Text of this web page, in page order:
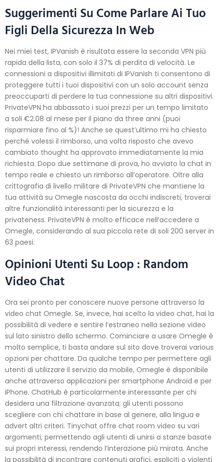
Suggerimenti Su Come Parlare Ai Tuo
Figli Della Sicurezza In Web
Nei miei test, IPVanish è risultata essere la seconda VPN più
rapida della lista, con solo il 37% di perdita di velocità. Le
connessioni a dispositivi illimitati di IPVanish ti consentono di
proteggere tutti i tuoi dispositivi con un solo account senza
preoccuparti di perdere la tua connessione su altri dispositivi.
PrivateVPN ha abbassato i suoi prezzi per un tempo limitato
a soli €2.08 al mese per il piano da three anni (puoi
risparmiare fino al %)! Anche se quest’ultimo mi ha chiesto
perché volessi il rimborso, una volta risposto che avevo
cambiato thought ha approvato immediatamente la mia
richiesta. Dopo due settimane di prova, ho avviato la chat in
tempo reale e chiesto un rimborso all’operatore. Oltre alla
crittografia di livello militare di PrivateVPN che mantiene la
tua attività su Omegle nascosta da occhi indiscreti, troverai
altre funzionalità interessanti per la sicurezza e la
privateness. PrivateVPN è molto efficace nell’accedere a
Omegle, considerando al sua piccola rete di soli 200 server in
63 paesi.
Opinioni Utenti Su Loop : Random
Video Chat
Ora sei pronto per conoscere nuove persone attraverso la
video chat Omegle. Se, invece, hai scelto la video chat, hai la
possibilità di vedere e sentire l’estraneo nella sezione video
sul lato sinistro dello schermo. Cominciare a usare Omegle è
molto semplice, ti basta andare sul sito dove troverai various
opzioni per chattare. Da qualche tempo per permettere agli
utenti di utilizzare il servizio da mobile, Omegle è disponibile
anche attraverso applicazioni per smartphone Android e per
iPhone. ChatHub è particolarmente interessante per chi
desidera una filtrazione avanzata; gli utenti possono
scegliere con chi chattare in base al genere, alla lingua e
advert altri criteri. Tinychat offre chat room video su vari
argomenti, permettendo agli utenti di unirsi a stanze basate
sui propri interessi, rendendo l’interazione più mirata. Anche
la possibilità di incontrare contenuti grafici, espliciti o violenti